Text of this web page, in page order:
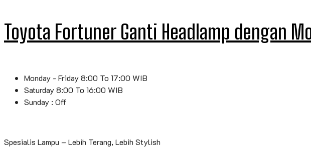
Toyota Fortuner Ganti Headlamp dengan
Monday - Friday 8:00 To 17:00 WIB
Saturday 8:00 To 16:00 WIB
Sunday : Off
Spesialis Lampu – Lebih Terang, Lebih Stylish